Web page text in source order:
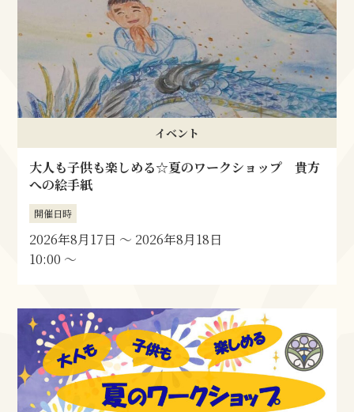
イベント
大人も子供も楽しめる☆夏のワークショップ 貴方
への絵手紙
開催日時
2026年8月17日 〜 2026年8月18日
10:00 〜